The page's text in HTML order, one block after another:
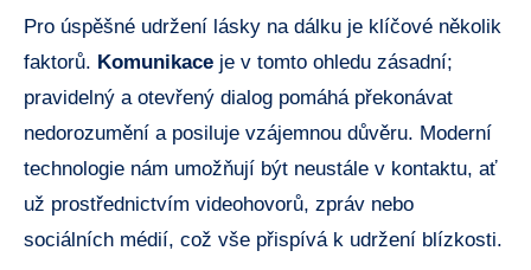
Pro úspěšné udržení lásky na dálku je klíčové několik
faktorů. Komunikace je v tomto ohledu zásadní;
pravidelný a otevřený dialog pomáhá překonávat
nedorozumění a posiluje vzájemnou důvěru. Moderní
technologie nám umožňují být neustále v kontaktu, ať
už prostřednictvím videohovorů, zpráv nebo
sociálních médií, což vše přispívá k udržení blízkosti.